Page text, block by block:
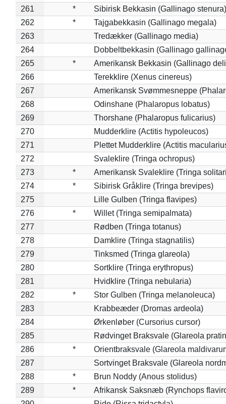
261
*
Sibirisk Bekkasin (Gallinago stenura)
262
*
Tajgabekkasin (Gallinago megala)
263
Tredækker (Gallinago media)
264
Dobbeltbekkasin (Gallinago
265
*
Amerikansk Bekkasin (Gallinago
266
Terekklire (Xenus cinereus)
267
Amerikansk Svømmesneppe
268
Odinshane (Phalaropus lobatus)
269
Thorshane (Phalaropus fulicarius)
270
Mudderklire (Actitis hypoleucos)
271
Plettet Mudderklire (Actitis
272
Svaleklire (Tringa ochropus)
273
*
Amerikansk Svaleklire (Tringa
274
*
Sibirisk Gråklire (Tringa brevipes)
275
Lille Gulben (Tringa flavipes)
276
*
Willet (Tringa semipalmata)
277
Rødben (Tringa totanus)
278
Damklire (Tringa stagnatilis)
279
Tinksmed (Tringa glareola)
280
Sortklire (Tringa erythropus)
281
Hvidklire (Tringa nebularia)
282
*
Stor Gulben (Tringa melanoleuca)
283
Krabbeæder (Dromas ardeola)
284
Ørkenløber (Cursorius cursor)
285
Rødvinget Braksvale (Glareola
286
*
Orientbraksvale (Glareola
287
Sortvinget Braksvale (Glareola
288
*
Brun Noddy (Anous stolidus)
289
*
Afrikansk Saksnæb (Rynchops